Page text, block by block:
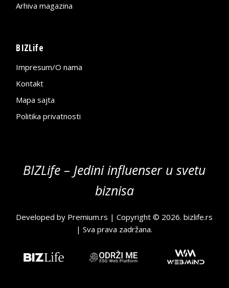
Arhiva magazina
BIZLife
Impresum/O nama
Kontakt
Mapa sajta
Politika privatnosti
BIZLife – Jedini influenser u svetu
biznisa
Developed by Premium.rs | Copyright © 2026.bizlife.rs
| Sva prava zadržana.